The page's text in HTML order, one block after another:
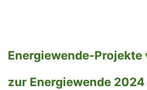
Energiewende-Projekte
zur Energiewende